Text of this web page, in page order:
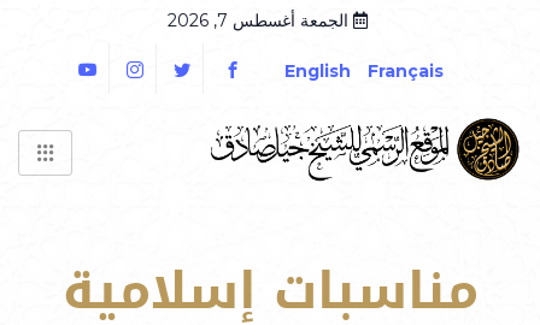
الجمعة أغسطس 7, 2026
Français
English
مناسبات إسلامية